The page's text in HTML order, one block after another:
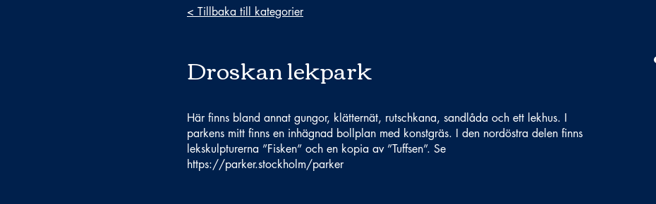
< Tillbaka till kategorier
Droskan lekpark
Här finns bland annat gungor, klätternät, rutschkana, sandlåda och ett lekhus. I
parkens mitt finns en inhägnad bollplan med konstgräs. I den nordöstra delen finns
lekskulpturerna ”Fisken” och en kopia av ”Tuffsen”. Se
https://parker.stockholm/parker